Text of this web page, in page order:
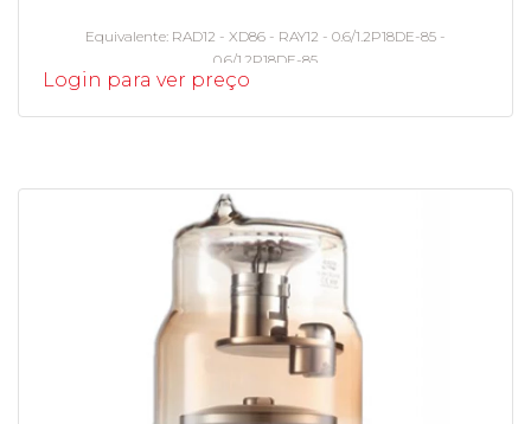
Equivalente RAD12 - XD86 - RAY12 - 0.6/1.2P18DE-85 -
0.6/1.2P18DE-85
Login para ver preço